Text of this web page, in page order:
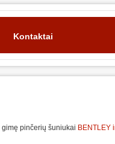
Kontaktai
pinčerių šuniukai BENTLEY